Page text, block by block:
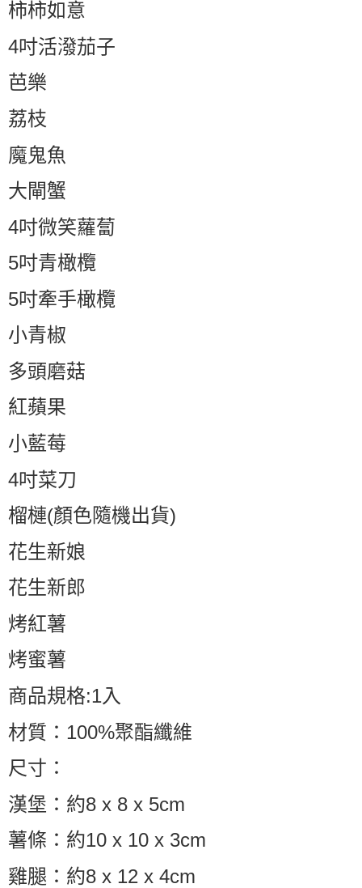
柿柿如意
4吋活潑茄子
芭樂
荔枝
魔鬼魚
大閘蟹
4吋微笑蘿蔔
5吋青橄欖
5吋牽手橄欖
小青椒
多頭磨菇
紅蘋果
小藍莓
4吋菜刀
榴槤(顏色隨機出貨)
花生新娘
花生新郎
烤紅薯
烤蜜薯
商品規格:1入
材質：100%聚酯纖維
尺寸：
漢堡：約8 x 8 x 5cm
薯條：約10 x 10 x 3cm
雞腿：約8 x 12 x 4cm